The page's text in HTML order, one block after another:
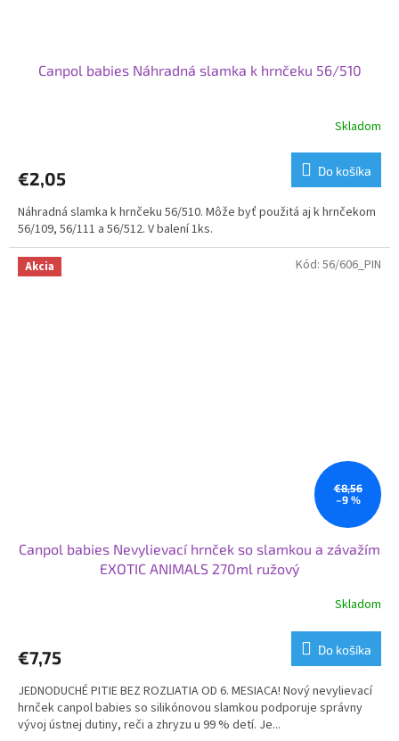
Canpol babies Náhradná slamka k hrnčeku 56/510
Skladom
€2,05 Do košíka
Náhradná slamka k hrnčeku 56/510. Môže byť použitá aj k hrnčekom
56/109, 56/111 a 56/512. V balení 1ks.
Akcia
€8,56
–9 %
Canpol babies Nevylievací hrnček so slamkou a závažím
EXOTIC ANIMALS 270ml ružový
Skladom
€7,75 Do košíka
JEDNODUCHÉ PITIE BEZ ROZLIATIA OD 6. MESIACA! Nový nevylievací
hrnček canpol babies so silikónovou slamkou podporuje správny
vývoj ústnej dutiny, reči a zhryzu u 99 % detí. Je...
Kód: 56/606_PIN